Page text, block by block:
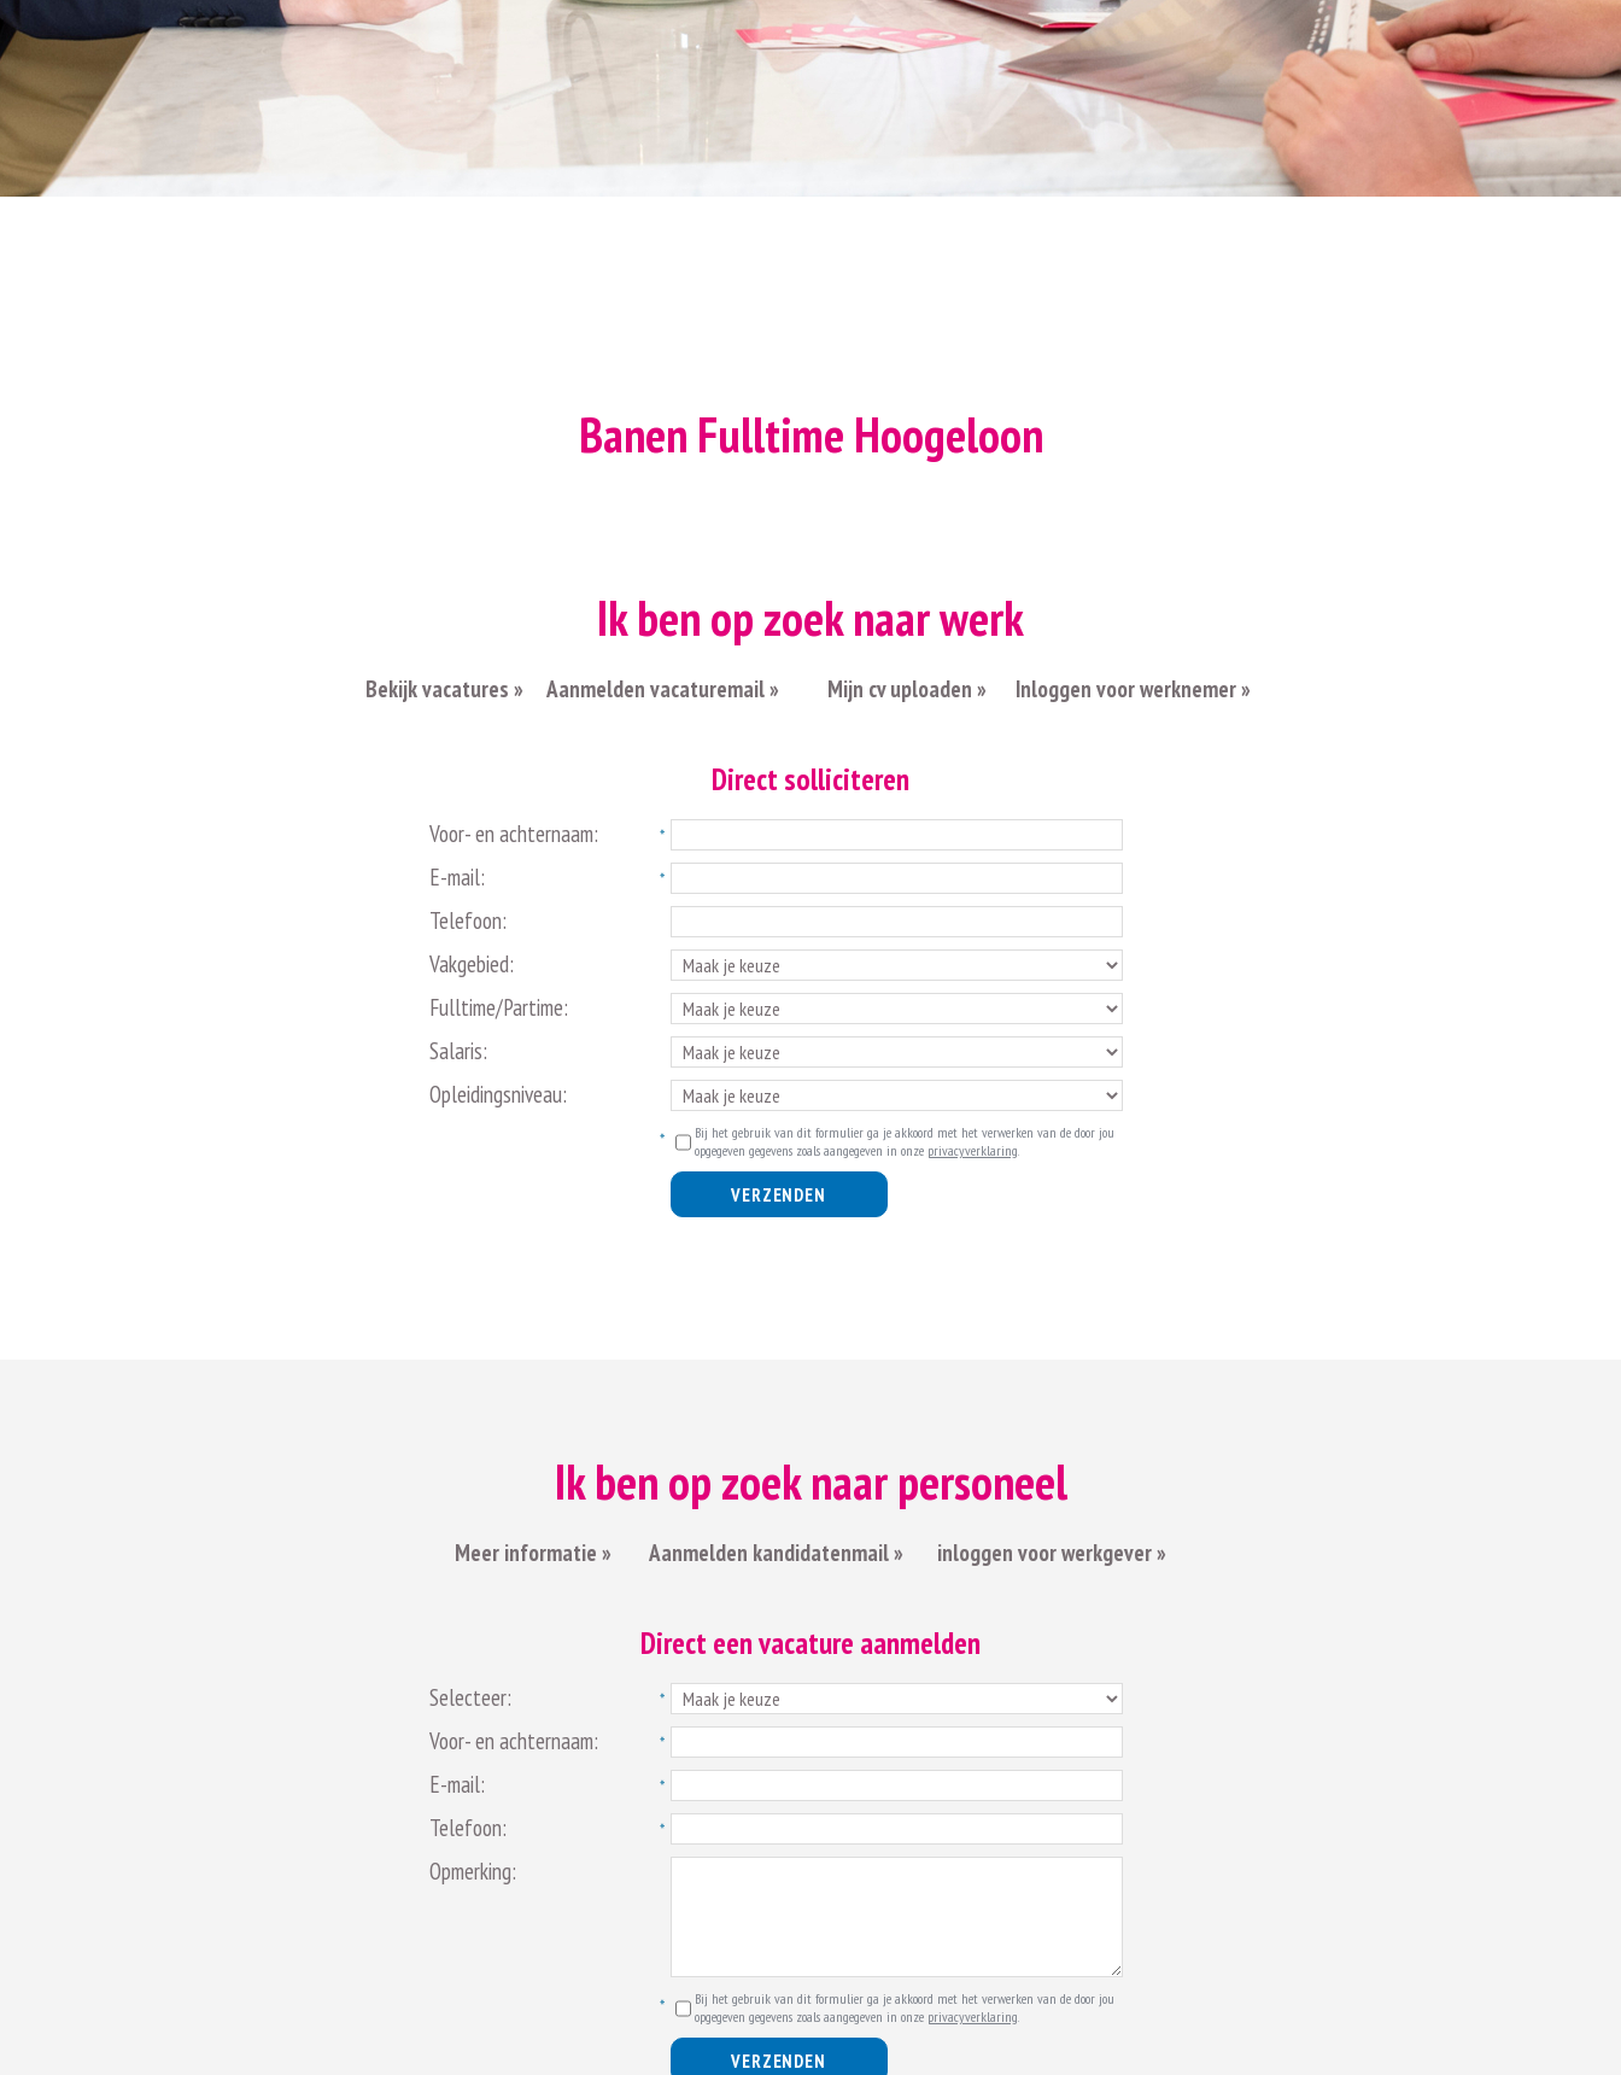
Banen Fulltime Hoogeloon
Ik ben op zoek naar werk
Bekijk vacatures » Aanmelden vacaturemail » Mijn cv uploaden » Inloggen voor werknemer »
Direct solliciteren
Voor- en achternaam:
E-mail:
Telefoon:
Vakgebied:
Fulltime/Partime:
Salaris:
Opleidingsniveau:
Bij het gebruik van dit formulier ga je akkoord met het verwerken van de door jou
opgegeven gegevens zoals aangegeven in onze privacyverklaring.
VERZENDEN
Ik ben op zoek naar personeel
Meer informatie » Aanmelden kandidatenmail » inloggen voor werkgever »
Direct een vacature aanmelden
Selecteer:
Voor- en achternaam:
E-mail:
Telefoon:
Opmerking:
Bij het gebruik van dit formulier ga je akkoord met het verwerken van de door jou
opgegeven gegevens zoals aangegeven in onze privacyverklaring.
VERZENDEN